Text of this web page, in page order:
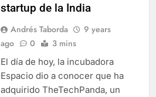
startup de la India
Andrés Taborda
9 years
ago
0 3 mins
El día de hoy, la incubadora
Espacio dio a conocer que ha
adquirido TheTechPanda, un